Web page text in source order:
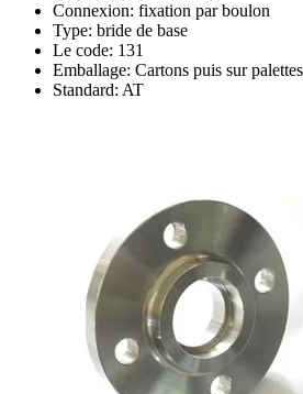
Connexion: fixation par boulon
Type: bride de base
Le code: 131
Emballage: Cartons puis sur palettes
Standard: AT